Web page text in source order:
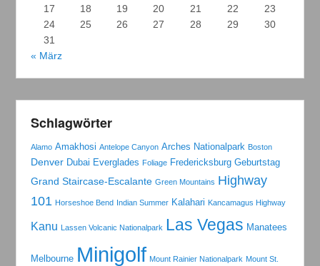
17
18 19 20 21 22
23
24
25 26 27 28 29
30
31
« März
Schlagwörter
Alamo Amakhosi Antelope Canyon Arches Nationalpark Boston
Denver Dubai Everglades Foliage Fredericksburg Geburtstag
Grand Staircase-Escalante Green Mountains Highway
101 Horseshoe Bend Indian Summer Kalahari Kancamagus Highway
Kanu Lassen Volcanic Nationalpark Las Vegas Manatees
Melbourne Minigolf Mount Rainier Nationalpark Mount St.